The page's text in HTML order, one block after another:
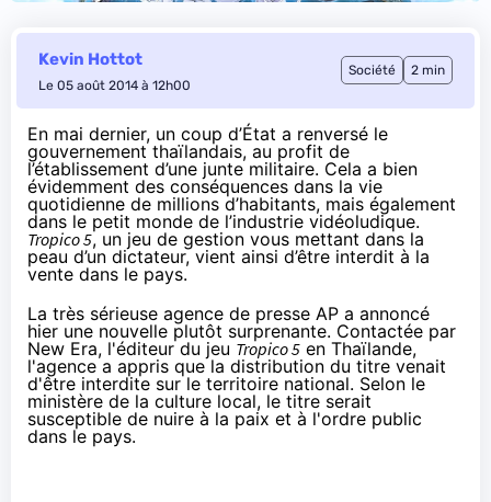
Kevin Hottot
Le 05 août 2014 à 12h00
Société 2 min
En mai dernier, un coup d’État a renversé le
gouvernementthaïlandais, au profit de
l’établissement d’une junte militaire. Cela a bien
évidemment des conséquences dans la vie
quotidienne de millions d’habitants, mais également
dans le petit monde de l’industrie vidéoludique.
Tropico 5, un jeu de gestion vous mettant dans la
peau d’un dictateur, vient ainsi d’être interdit à la
vente dans le pays.
La très sérieuse agence de presse AP a annoncé
hier une nouvelle plutôt surprenante. Contactée par
New Era, l'éditeur du jeu Tropico 5 en Thaïlande,
l'agence a appris que la distribution du titre venait
d'être interdite sur le territoire national. Selon le
ministère de la culture local, le titre serait
susceptible de nuire à la paix et à l'ordre public
dans le pays.